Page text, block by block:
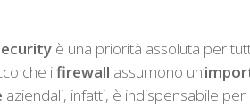
è una priorità assoluta per
che ifirewall assumono un’
aziendali, infatti, è indispensabile